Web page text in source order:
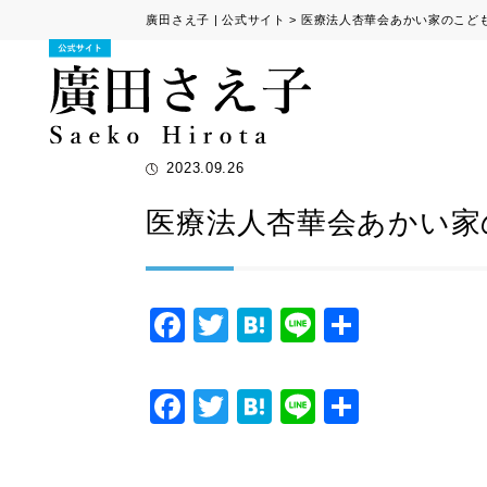
廣田さえ子 | 公式サイト > 医療法人杏華会あかい家のこど
2023.09.26
医療法人杏華会あかい
F
a
c
e
T
wi
tt
er
H
at
e
n
Li
n
e
F
a
T
wi
H
at
Li
n